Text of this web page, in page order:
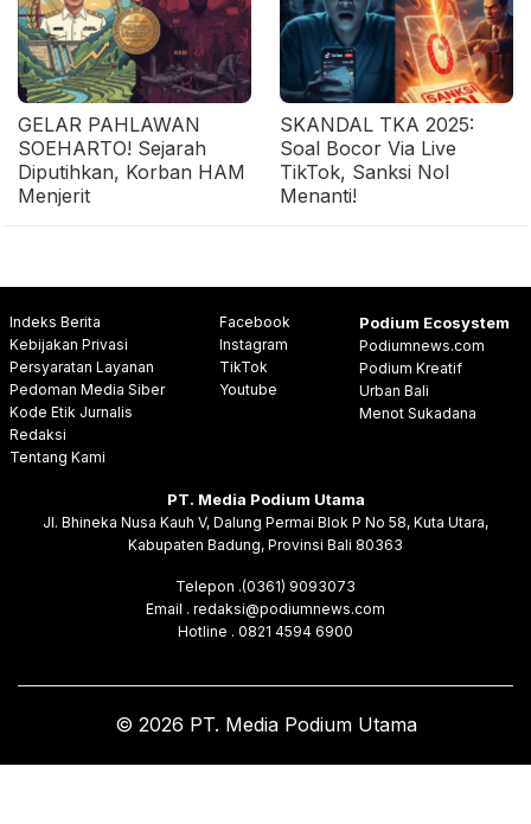
GELAR PAHLAWAN
SOEHARTO! Sejarah
Diputihkan, Korban HAM
Menjerit
SKANDAL TKA 2025:
Soal Bocor Via Live
TikTok, Sanksi Nol
Menanti!
Indeks Berita
Kebijakan Privasi
Persyaratan Layanan
Pedoman Media Siber
Kode Etik Jurnalis
Redaksi
Tentang Kami
Facebook
Instagram
TikTok
Youtube
Podium Ecosystem
Podiumnews.com
Podium Kreatif
Urban Bali
Menot Sukadana
PT. Media Podium Utama
Jl. Bhineka Nusa Kauh V, Dalung Permai Blok P No 58, Kuta Utara,
Kabupaten Badung, Provinsi Bali 80363
Telepon .(0361) 9093073
Email . redaksi@podiumnews.com
Hotline . 0821 4594 6900
© 2026 PT. Media Podium Utama